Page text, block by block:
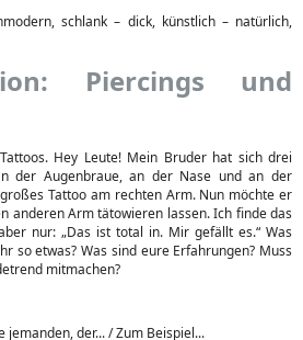
schlank – dick, künstlich – natürlich,
Piercings und
Hey Leute! Mein Bruder hat sich drei
der Augenbraue, an der Nase und an der
Tattoo am rechten Arm. Nun möchte er
anderen Arm tätowieren lassen. Ich finde das
nur: „Das ist total in. Mir gefällt es.“ Was
so etwas? Was sind eure Erfahrungen? Muss
mitmachen?
jemanden, der... / Zum Beispiel...